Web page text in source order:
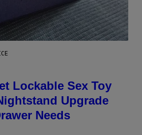
Lockable Sex Toy
Upgrade
Needs